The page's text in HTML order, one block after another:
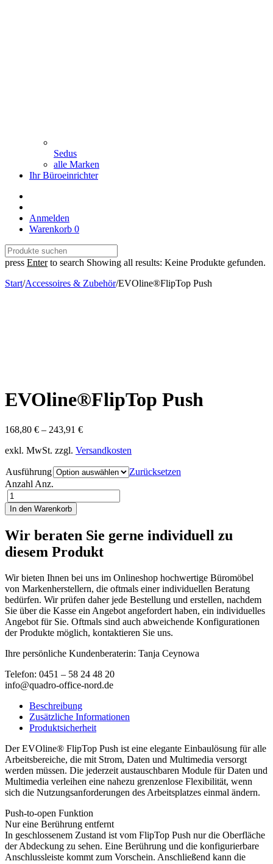
Sedus
alle Marken
Ihr Büroeinrichter
Anmelden
Warenkorb 0
press Enterto search Showing all results: Keine Produkte gefunden.
Start/Accessoires & Zubehör/EVOline®FlipTop Push
EVOline®FlipTop Push
168,80 € – 243,91 €
exkl. MwSt. zzgl. Versandkosten
Ausführung
Zurücksetzen
Anzahl Anz.
In den Warenkorb
Wir beraten Sie gerne individuell zu
diesem Produkt
Wir bieten Ihnen bei uns im Onlineshop hochwertige Büromöbel
von Markenherstellern, die oftmals einer individuellen Beratung
bedürfen. Wir prüfen daher jede Bestellung und erstellen, nachdem
Sie über die Kasse ein Angebot angefordert haben, ein individuelles
Angebot für Sie. Oftmals sind auch abweichende Konfigurationen
der Produkte möglich, kontaktieren Sie uns.
Ihre persönliche Kundenberaterin: Tanja Ceynowa
Telefon: 0451 – 58 24 48 20
info@quadro-office-nord.de
Beschreibung
Zusätzliche Informationen
Produktsicherheit
Der EVOline® FlipTop Push ist eine elegante Einbaulösung für alle
Arbeitsbereiche, die mit Strom, Daten und Multimedia versorgt
werden müssen. Die jederzeit austauschbaren Module für Daten und
Multimedia verleihen eine nahezu grenzenlose Flexibilität, wenn
sich die Nutzungsanforderungen des Arbeitsplatzes einmal ändern.
Push-to-open Funktion
Nur eine Berührung entfernt
In geschlossenem Zustand ist vom FlipTop Push nur die Oberfläche
der Abdeckung zu sehen. Eine Berührung und die konfigurierbare
Anschlussleiste kommt zum Vorschein. Anschließend kann die